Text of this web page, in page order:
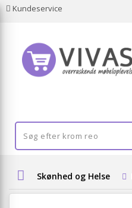
Kundeservice
Skønhed og Helse